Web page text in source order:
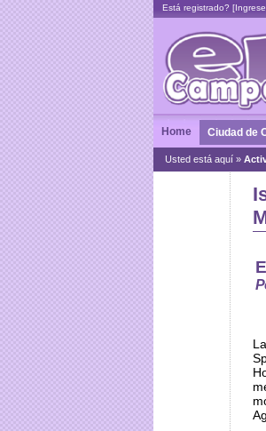
Está registrado? [
Home Ciudad de
Usted está aquí »